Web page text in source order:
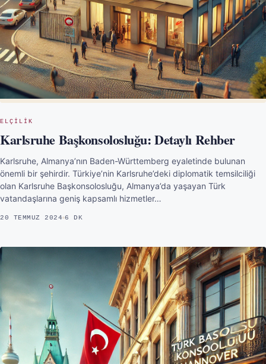
ELÇILIK
Karlsruhe Başkonsolosluğu: Detaylı Rehber
Karlsruhe, Almanya’nın Baden-Württemberg eyaletinde bulunan
önemli bir şehirdir. Türkiye’nin Karlsruhe’deki diplomatik temsilciliği
olan Karlsruhe Başkonsolosluğu, Almanya’da yaşayan Türk
vatandaşlarına geniş kapsamlı hizmetler…
20 TEMMUZ 2024 6 DK